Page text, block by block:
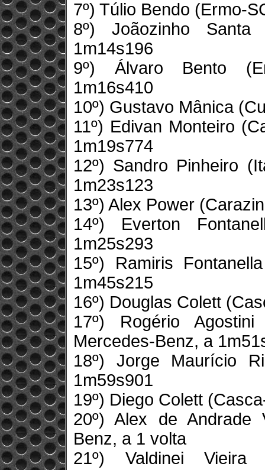
7º) Túlio Bendo (Ermo-
8º) Joãozinho Santa
1m14s196
9º) Álvaro Bento
1m16s410
10º) Gustavo Mânica
11º) Edivan Monteiro
1m19s774
12º) Sandro Pinheiro
1m23s123
13º) Alex Power
14º) Everton
1m25s293
15º) Ramiris
1m45s215
16º) Douglas Colett
17º) Rogério
Mercedes-Benz, a
18º) Jorge Maurício
1m59s901
19º) Diego Colett
20º) Alex de Andrade
Benz, a 1 volta
21º) Valdinei Vieira